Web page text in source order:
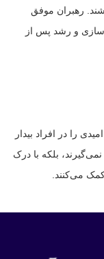
رهبران موفق
و رشد پس از
را در افراد بیدار
بلکه با درک
می‌کنند.